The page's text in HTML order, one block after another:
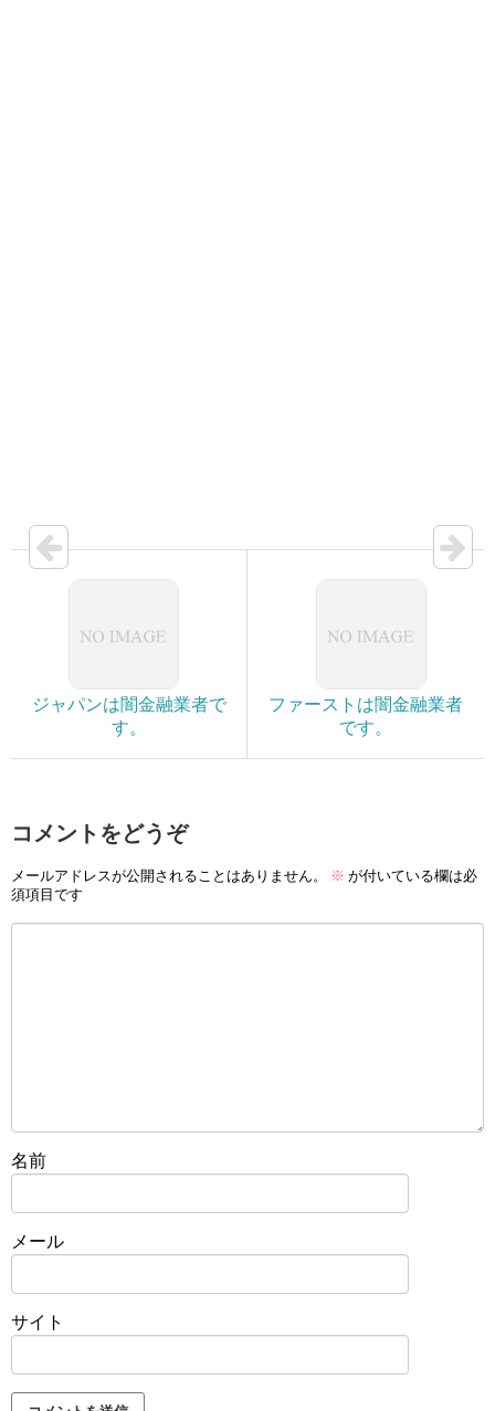
ジャパンは闇金融業者で
す。
ファーストは闇金融業者
です。
コメントをどうぞ
メールアドレスが公開されることはありません。 ※ が付いている欄は必
須項目です
名前
メール
サイト